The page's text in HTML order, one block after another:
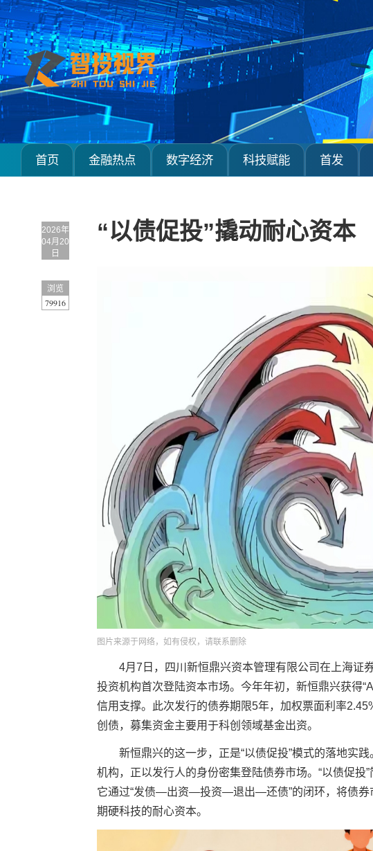
首页 金融热点 数字经济 科技赋能 首发
“以债促投”撬动耐心资本
2026年
04月20
日
图片来源于网络，如有侵权，请联系删除
4月7日，四川新恒鼎兴资本管理有限公司在上海证
投资机构首次登陆资本市场。今年年初，新恒鼎兴获得
信用支撑。此次发行的债券期限5年，加权票面利率
创债，募集资金主要用于科创领域基金出资。
新恒鼎兴的这一步，正是“以债促投”模式的落地实践
机构，正以发行人的身份密集登陆债券市场。“以债促投
它通过“发债—出资—投资—退出—还债”的闭环，将债券
期硬科技的耐心资本。
浏览
79916